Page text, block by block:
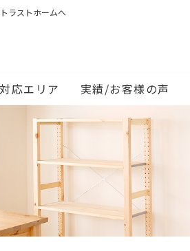
ラストホームへ
対応エリア 実績/お客様の声